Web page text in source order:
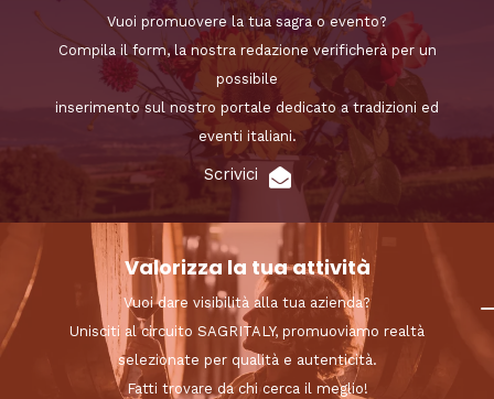
Vuoi promuovere la tua sagra o evento?
Compila il form, la nostra redazione verificherà per un
possibile
inserimento sul nostro portale dedicato a tradizioni ed
eventi italiani.
Scrivici
Valorizza la tua attività
Vuoi dare visibilità alla tua azienda?
Unisciti al circuito SAGRITALY, promuoviamo realtà
selezionate per qualità e autenticità.
Fatti trovare da chi cerca il meglio!